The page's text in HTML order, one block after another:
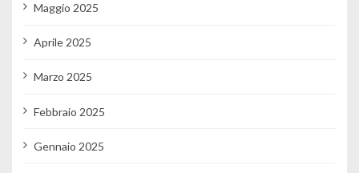
Maggio 2025
Aprile 2025
Marzo 2025
Febbraio 2025
Gennaio 2025